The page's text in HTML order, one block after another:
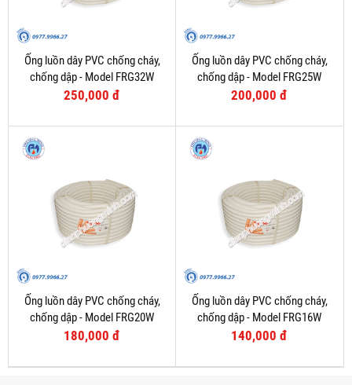
Ống luồn dây PVC chống cháy,
chống dập - Model FRG32W
250,000 đ
Ống luồn dây PVC chống cháy,
chống dập - Model FRG25W
200,000 đ
Ống luồn dây PVC chống cháy,
chống dập - Model FRG20W
180,000 đ
Ống luồn dây PVC chống cháy,
chống dập - Model FRG16W
140,000 đ